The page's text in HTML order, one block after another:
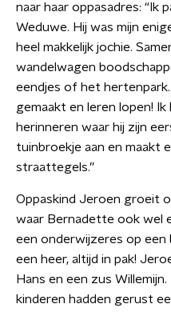
naar haar oppasadres: “Ik
Weduwe. Hij was mijn
heel makkelijk jochie.
wandelwagen
eendjes of het
gemaakt en leren lopen!
herinneren waar hij zijn
tuinbroekje aan en maakt
straattegels.”
Oppaskind Jeroen groeit
waar Bernadette ook wel
een onderwijzeres op een
een heer, altijd in pak!
Hans en een zus
kinderen hadden gerust